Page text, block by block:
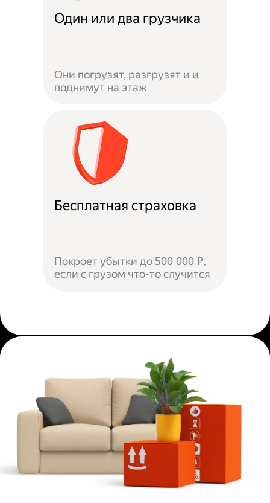
Один или два грузчика
Они погрузят, разгрузят и и
поднимут на этаж
Бесплатная страховка
Покроет убытки до 500 000 ₽,
если с грузом что-то случится